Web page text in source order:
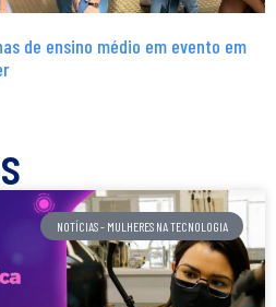
de ensino médio em evento em
NOTÍCIAS - MULHERES NA TECNOLOGIA